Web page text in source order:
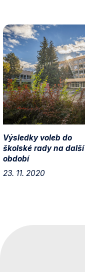
Výsledky voleb do
školské rady na další
období
23. 11. 2020